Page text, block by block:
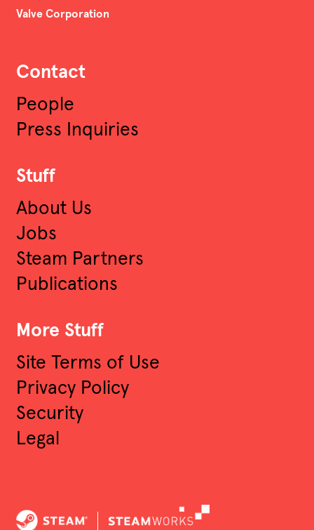
Valve Corporation
Contact
People
Press Inquiries
Stuff
About Us
Jobs
Steam Partners
Publications
More Stuff
Site Terms of Use
Privacy Policy
Security
Legal